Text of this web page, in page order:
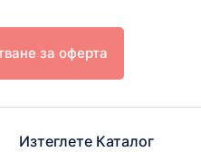
за оферта
Изтеглете Каталог